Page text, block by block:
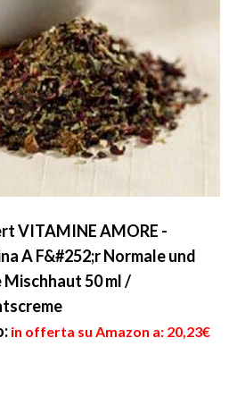
VITAMINE AMORE -
A F&#252;r Normale und
Mischhaut 50 ml /
in offerta su Amazon a: 20,23€